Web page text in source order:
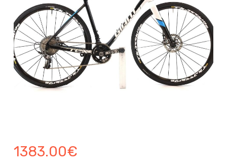
1383.00€